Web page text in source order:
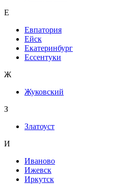
Е
Евпатория
Ейск
Екатеринбург
Ессентуки
Ж
Жуковский
З
Златоуст
И
Иваново
Ижевск
Иркутск